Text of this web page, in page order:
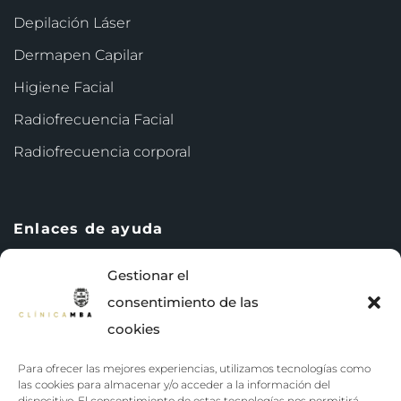
Gestionar el
consentimiento de las
cookies
Para ofrecer las mejores experiencias, utilizamos tecnologías como
las cookies para almacenar y/o acceder a la información del
Depilación Láser
Dermapen Capilar
Higiene Facial
Radiofrecuencia Facial
Radiofrecuencia corporal
Enlaces de ayuda
Política de privacidad
Política de cookies (UE)